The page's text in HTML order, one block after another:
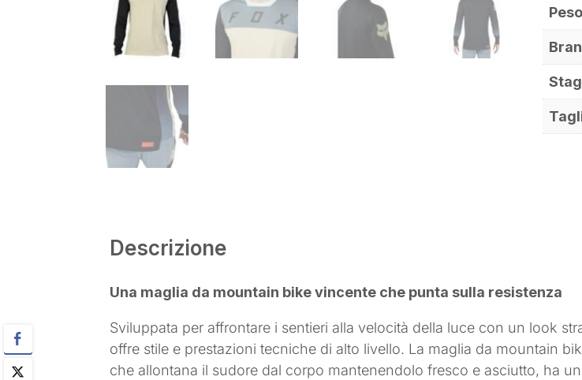
Peso
Descrizione
Una maglia da mountain bike vincente che punta sulla resistenza
Sviluppata per affrontare i sentieri alla velocità della luce con un look
offre stile e prestazioni tecniche di alto livello. La maglia da mountain
che allontana il sudore dal corpo mantenendolo fresco e asciutto, ha